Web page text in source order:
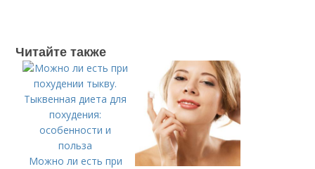
Читайте также
Можно ли есть при